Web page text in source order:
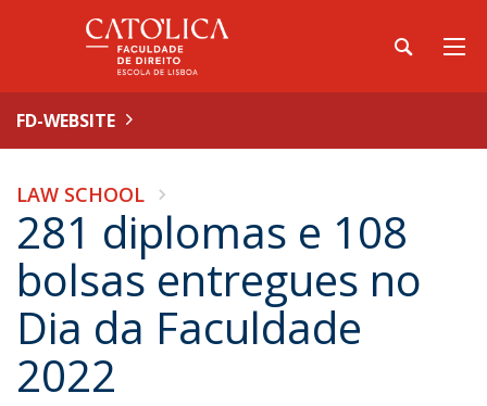
FD-WEBSITE
LAW SCHOOL
281 diplomas e 108
bolsas entregues no
Dia da Faculdade
2022